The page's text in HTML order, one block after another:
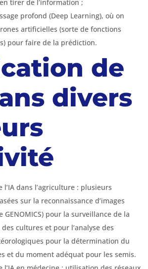
tirer de l’information ;
profond (Deep Learning), où on
artificielles (sorte de fonctions
pour faire de la prédiction.
de
divers
l’IA dans l’agriculture : plusieurs
sur la reconnaissance d’images
GENOMICS) pour la surveillance de la
cultures et pour l’analyse des
pour la détermination du
et du moment adéquat pour les semis.